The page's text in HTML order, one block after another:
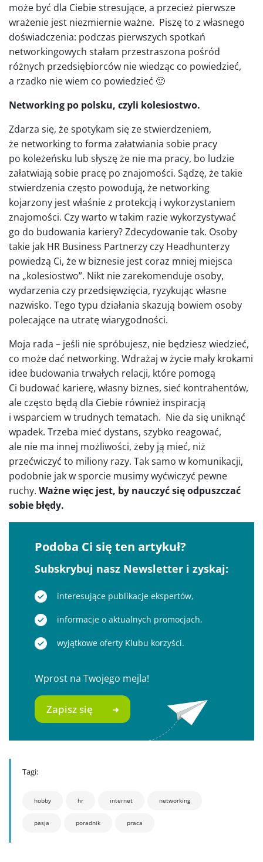
może być dla Ciebie stresujące, a przecież pierwsze
wrażenie jest niezmiernie ważne. Piszę to z własnego
doświadczenia: podczas pierwszych spotkań
networkingowych stałam przestraszona pośród
różnych przedsiębiorców nie wiedząc co powiedzieć,
a rzadko nie wiem co powiedzieć 🙂
Networking po polsku, czyli kolesiostwo.
Zdarza się, że spotykam się ze stwierdzeniem,
że networking to forma załatwiania sobie pracy
po koleżeńsku lub słyszę że nie ma pracy, bo ludzie
załatwiają sobie pracę po znajomości. Sądzę, że takie
stwierdzenia często powodują, że networking
kojarzony jest właśnie z protekcją i wykorzystaniem
znajomości. Czy warto w takim razie wykorzystywać
go do budowania kariery? Zdecydowanie tak. Osoby
takie jak HR Business Partnerzy czy Headhunterzy
powiedzą Ci, że w biznesie jest coraz mniej miejsca
na „kolesiostwo”. Nikt nie zarekomenduje osoby,
wydarzenia czy przedsięwzięcia, ryzykując własne
nazwisko. Tego typu działania skazują bowiem osoby
polecające na utratę wiarygodności.
Moja rada – jeśli nie spróbujesz, nie będziesz wiedzieć,
co może dać networking. Wdrażaj w życie mały krokami
idee budowania trwałych relacji, które pomogą
Ci budować karierę, własny biznes, sieć kontrahentów,
ale często będą dla Ciebie również inspiracją
i wsparciem w trudnych tematach. Nie da się uniknąć
wpadek. Trzeba mieć dystans, szybko reagować,
ale nie ma innej możliwości, żeby ją mieć, niż
przećwiczyć to miliony razy. Tak samo w komunikacji,
podobnie jak w sporcie musimy wyćwiczyć pewne
ruchy. Ważne więc jest, by nauczyć się odpuszczać
sobie błędy.
Podoba Ci się ten artykuł?
Subskrybuj nasz Newsletter i zyskaj:
interesujące publikacje ekspertów,
informacje o aktualnych promocjach,
wyjątkowe oferty Klubu korzyści.
Wprost na Twojego mejla!
Zapisz się
Tagi:
hobby hr internet networking
pasja poradnik praca